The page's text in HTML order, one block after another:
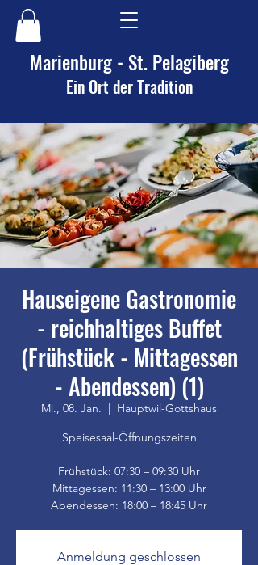
Marienburg - St. Pelagiberg
Ein Ort der Tradition
Hauseigene Gastronomie
- reichhaltiges Buffet
(Frühstück - Mittagessen
- Abendessen) (1)
Mi., 08. Jan.
  |
Hauptwil-Gottshaus
Speisesaal-Öffnungszeiten
Frühstück: 07:30 – 09:30 Uhr
Mittagessen: 11:30 – 13:00 Uhr
Anmeldung geschlossen